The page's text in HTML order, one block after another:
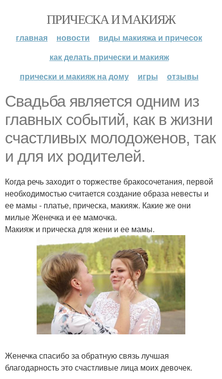
ПРИЧЕСКА И МАКИЯЖ
главная новости
виды макияжа и причесок
как делать прически и макияж
прически и макияж на дому
игры отзывы
Свадьба является одним из
главных событий, как в жизни
счастливых молодоженов, так
и для их родителей.
Когда речь заходит о торжестве бракосочетания, первой
необходимостью считается создание образа невесты и
ее мамы - платье, прическа, макияж. Какие же они
милые Женечка и ее мамочка.
Макияж и прическа для жени и ее мамы.
Женечка спасибо за обратную связь лучшая
благодарность это счастливые лица моих девочек.